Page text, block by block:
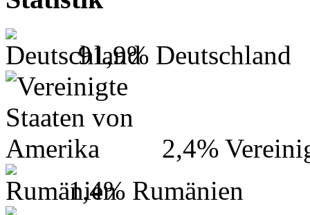
91,9% Deutschland
2,4%
1,4% Rumänien